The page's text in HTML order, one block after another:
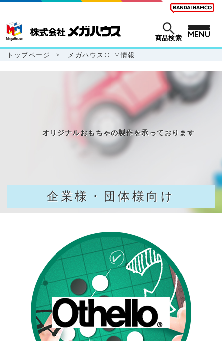
商品検索 MENU
トップページ > メガハウスOEM情報
オリジナルおもちゃの製作を承っております
企業様・団体様向け